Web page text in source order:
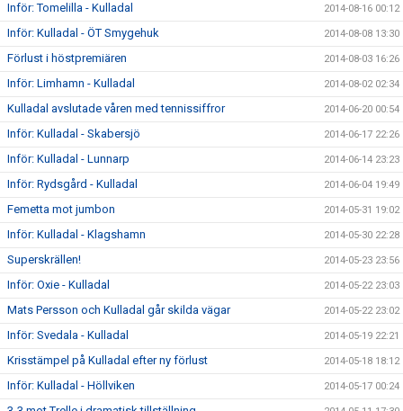
Inför: Tomelilla - Kulladal 2014-08-16 00:12
Inför: Kulladal - ÖT Smygehuk 2014-08-08 13:30
Förlust i höstpremiären 2014-08-03 16:26
Inför: Limhamn - Kulladal 2014-08-02 02:34
Kulladal avslutade våren med tennissiffror 2014-06-20 00:54
Inför: Kulladal - Skabersjö 2014-06-17 22:26
Inför: Kulladal - Lunnarp 2014-06-14 23:23
Inför: Rydsgård - Kulladal 2014-06-04 19:49
Femetta mot jumbon 2014-05-31 19:02
Inför: Kulladal - Klagshamn 2014-05-30 22:28
Superskrällen! 2014-05-23 23:56
Inför: Oxie - Kulladal 2014-05-22 23:03
Mats Persson och Kulladal går skilda vägar 2014-05-22 23:02
Inför: Svedala - Kulladal 2014-05-19 22:21
Krisstämpel på Kulladal efter ny förlust 2014-05-18 18:12
Inför: Kulladal - Höllviken 2014-05-17 00:24